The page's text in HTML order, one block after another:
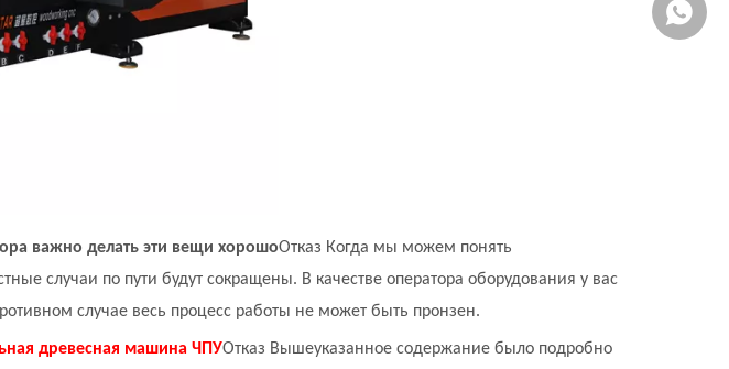
важно делать эти вещи хорошоОтказ Когда мы можем понять
случаи по пути будут сокращены. В качестве оператора оборудования у вас
случае весь процесс работы не может быть пронзен.
древесная машина ЧПУОтказ Вышеуказанное содержание было подробно